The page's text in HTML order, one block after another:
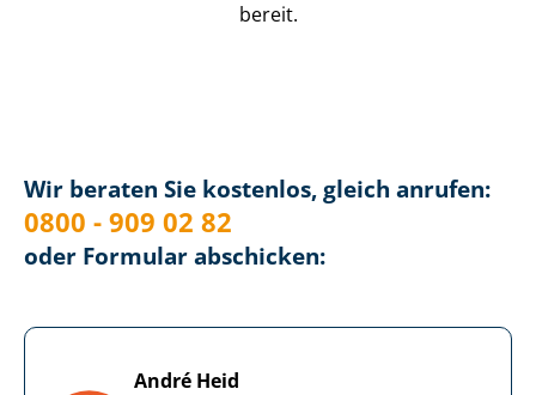
bereit.
Wir beraten Sie kostenlos, gleich anrufen:
0800 - 909 02 82
oder Formular abschicken:
André Heid